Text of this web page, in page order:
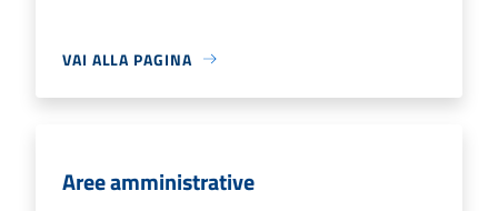
VAI ALLA PAGINA
Aree amministrative